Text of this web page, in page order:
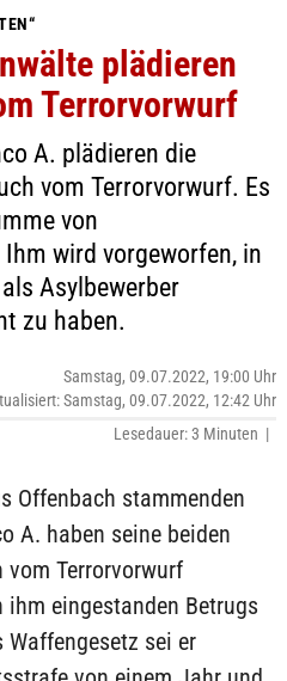
plädieren
Terrorvorwurf
A. plädieren die
vom Terrorvorwurf. Es
von
wird vorgeworfen, in
Asylbewerber
zu haben.
Samstag, 09.07.2022, 19:00 Uhr
Samstag, 09.07.2022, 12:42 Uhr
Lesedauer: 3 Minuten |
Offenbach stammenden
A. haben seine beiden
Terrorvorwurf
ihm eingestanden Betrugs
Waffengesetz sei er